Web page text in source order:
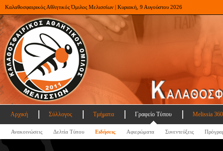
Καλαθοσφαιρικός Αθλητικός Όμιλος Μελισσίων | Κυριακή, 9 Αυγούστου 2026
Αρχική Σύλλογος Τμήματα Γραφείο Τύπου Melissia
Ανακοινώσεις Δελτία Τύπου Ειδήσεις Αφιερώματα Συνεντεύξεις